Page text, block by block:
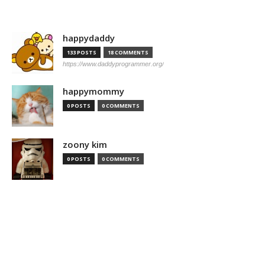
happydaddy
133 POSTS 18 COMMENTS
https://www.daddyprogrammer.org/
happymommy
0 POSTS 0 COMMENTS
zoony kim
0 POSTS 0 COMMENTS